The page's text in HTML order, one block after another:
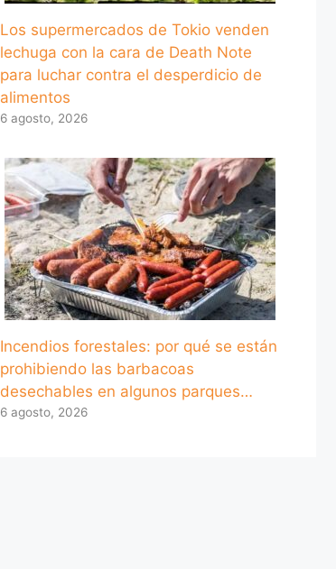
Los supermercados de Tokio venden
lechuga con la cara de Death Note
para luchar contra el desperdicio de
alimentos
6 agosto, 2026
Incendios forestales: por qué se están
prohibiendo las barbacoas
desechables en algunos parques…
6 agosto, 2026